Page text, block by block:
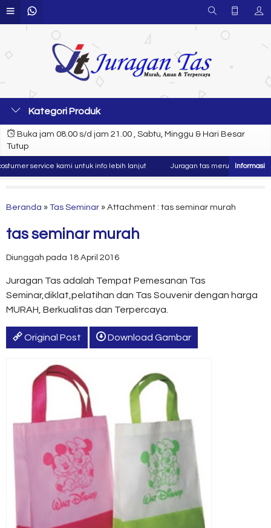
Kategori Produk
Buka jam 08.00 s/d jam 21.00 , Sabtu, Minggu & Hari Besar
Tutup
service kami untuk info lebih lanjut Juragan tas merupakan
Beranda » Tas Seminar » Attachment : tas seminar murah
tas seminar murah
Diunggah pada 18 April 2016
Juragan Tas adalah Tempat Pemesanan Tas
Seminar,diklat,pelatihan dan Tas Souvenir dengan harga
MURAH, Berkualitas dan Terpercaya.
Original Post Download Gambar